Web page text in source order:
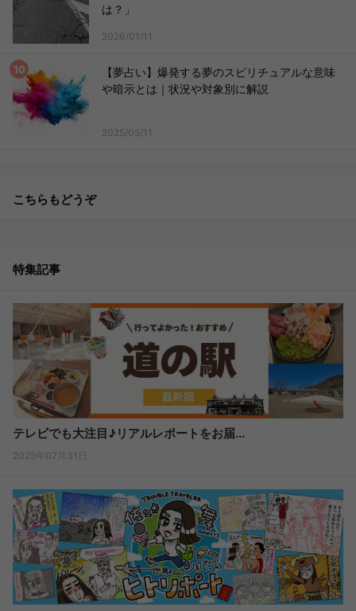
は？」
2026/01/11
【夢占い】爆発する夢のスピリチュアルな意味
や暗示とは｜状況や対象別に解説
2025/05/11
こちらもどうぞ
特集記事
テレビでも大注目♪リアルレポートをお届...
2025年07月31日